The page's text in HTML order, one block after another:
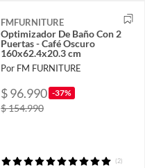
FMFURNITURE
Optimizador De Baño Con 2
Puertas - Café Oscuro
160x62.4x20.3 cm
Por FM FURNITURE
$ 96.990 -37%
$ 154.990
(2)